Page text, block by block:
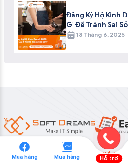
Đăng Ký Hộ Kinh
Gì Để Tránh Sai
18 Tháng 6, 2025
CÔNG TY CỔ PHẦN ĐẦU TƯ
Mua hàng Mua hàng Hỗ trợ